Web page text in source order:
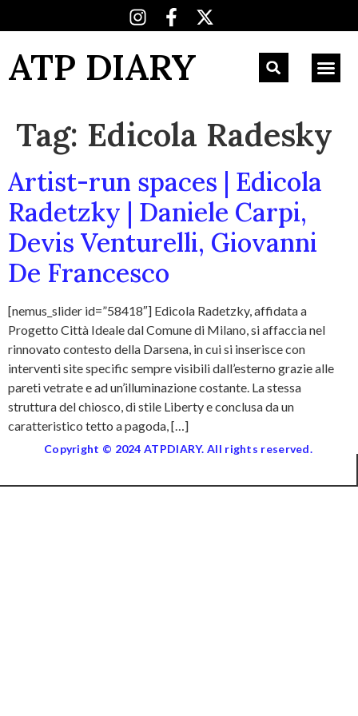
ATP DIARY
Tag: Edicola Radesky
Artist-run spaces | Edicola
Radetzky | Daniele Carpi,
Devis Venturelli, Giovanni
De Francesco
[nemus_slider id=”58418″] Edicola Radetzky, affidata a
Progetto Città Ideale dal Comune di Milano, si affaccia nel
rinnovato contesto della Darsena, in cui si inserisce con
interventi site specific sempre visibili dall’esterno grazie alle
pareti vetrate e ad un’illuminazione costante. La stessa
struttura del chiosco, di stile Liberty e conclusa da un
caratteristico tetto a pagoda, […]
Copyright © 2024 ATPDIARY. All rights reserved.